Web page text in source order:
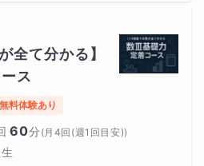
全て分かる】
ス
無料体験あり
60分 (月4回(週1回目安))